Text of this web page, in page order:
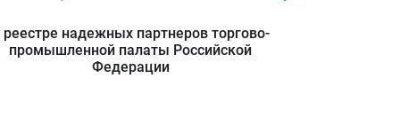
реестре надежных партнеров торгово-
промышленной палаты Российской
Федерации